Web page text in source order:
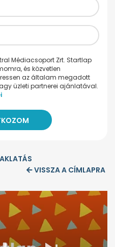
Médiacsoport Zrt. Startlap
és közvetlen
az általam megadott
üzleti partnerei ajánlatával.
VISSZA A CÍMLAPRA